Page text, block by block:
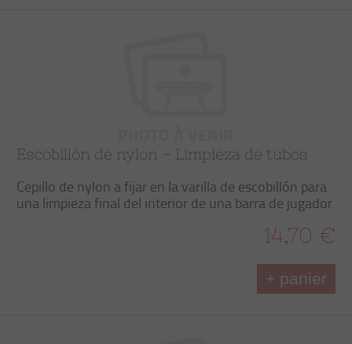
Escobillón de nylon – Limpieza de tubos
Cepillo de nylon a fijar en la varilla de escobillón para
una limpieza final del interior de una barra de jugador
14,70 €
+ panier